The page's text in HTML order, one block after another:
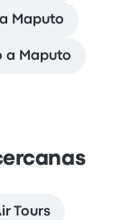
Maputo
a Maputo
Tours